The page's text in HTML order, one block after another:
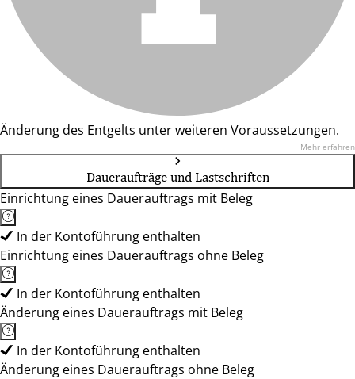
Änderung des Entgelts unter weiteren Voraussetzungen.
Mehr erfahren
Daueraufträge und Lastschriften
Einrichtung eines Dauerauftrags mit Beleg
In der Kontoführung enthalten
Einrichtung eines Dauerauftrags ohne Beleg
In der Kontoführung enthalten
Änderung eines Dauerauftrags mit Beleg
In der Kontoführung enthalten
Änderung eines Dauerauftrags ohne Beleg